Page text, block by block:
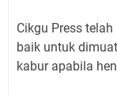
Cikgu Press
baik untuk
kabur apabila